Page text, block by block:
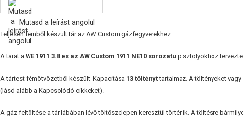
Mutasd a leírást angolul
Teljesen fémből készült tár az AW Custom gázfegyverekhez.
A tárat aWE 1911 3.8 és az AW Custom 1911 NE10 sorozatú pisztolyokhoz
A tártest fémötvözetből készült. Kapacitása 13 töltényttartalmaz. A töltényeket
(lásd alább a Kapcsolódó cikkeket).
A gáz feltöltése a tár lábában lévő töltőszelepen keresztül történik. A töltésre